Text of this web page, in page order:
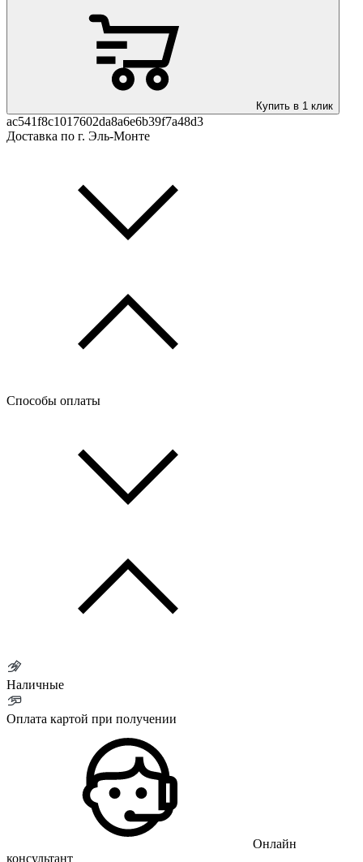
Купить в 1 клик
ac541f8c1017602da8a6e6b39f7a48d3
Доставка по г. Эль-Монте
Способы оплаты
Наличные
Оплата картой при получении
Онлайн
консультант